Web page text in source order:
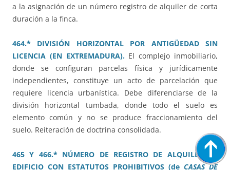
a la asignación de un número registro de alquiler de corta
duración a la finca.
464.* DIVISIÓN HORIZONTAL POR ANTIGÜEDAD SIN
LICENCIA (EN EXTREMADURA). El complejo inmobiliario,
donde se configuran parcelas física y jurídicamente
independientes, constituye un acto de parcelación que
requiere licencia urbanística. Debe diferenciarse de la
división horizontal tumbada, donde todo el suelo es
elemento común y no se produce fraccionamiento del
suelo. Reiteración de doctrina consolidada.
465 Y 466.* NÚMERO DE REGISTRO DE ALQUILER EN
EDIFICIO CON ESTATUTOS PROHIBITIVOS (de CASAS DE